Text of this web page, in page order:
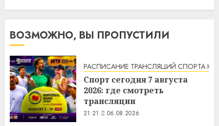
ВОЗМОЖНО, ВЫ ПРОПУСТИЛИ
РАСПИСАНИЕ ТРАНСЛЯЦИЙ СПОРТА НА
Спорт сегодня 7 августа
2026: где смотреть
трансляции
21:21 06.08.2026